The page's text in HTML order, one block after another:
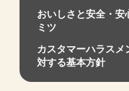
おいしさと安全・安
ミツ
カスタマーハラスメ
対する基本方針